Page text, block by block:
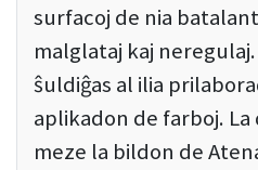
surfacoj de nia
malglataj kaj
ŝuldiĝas al ilia
aplikadon de farboj.
meze la bildon de